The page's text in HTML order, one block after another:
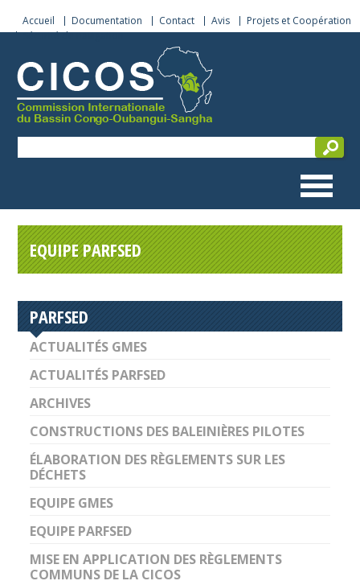
Accueil Documentation Contact Avis
Projets et Coopération
Sécurité de navigation
EQUIPE PARFSED
PARFSED
ACTUALITÉS GMES
ACTUALITÉS PARFSED
ARCHIVES
CONSTRUCTIONS DES BALEINIÈRES PILOTES
ÉLABORATION DES RÈGLEMENTS SUR LES
DÉCHETS
EQUIPE GMES
EQUIPE PARFSED
MISE EN APPLICATION DES RÈGLEMENTS
COMMUNS DE LA CICOS